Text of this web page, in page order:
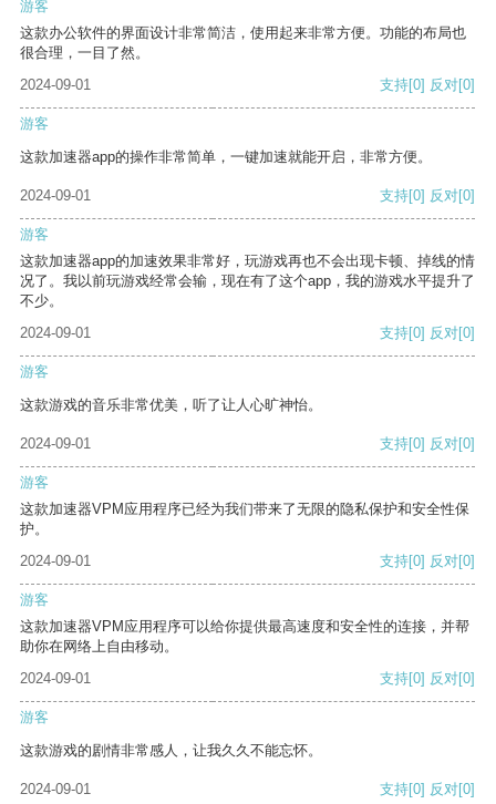
游客
这款办公软件的界面设计非常简洁，使用起来非常方便。功能的布局也
很合理，一目了然。
2024-09-01
支持[0] 反对[0]
游客
这款加速器app的操作非常简单，一键加速就能开启，非常方便。
2024-09-01 支持[0] 反对[0]
游客
这款加速器app的加速效果非常好，玩游戏再也不会出现卡顿、掉线的情
况了。我以前玩游戏经常会输，现在有了这个app，我的游戏水平提升了
不少。
2024-09-01
支持[0] 反对[0]
游客
这款游戏的音乐非常优美，听了让人心旷神怡。
2024-09-01 支持[0] 反对[0]
游客
这款加速器VPM应用程序已经为我们带来了无限的隐私保护和安全性保
护。
2024-09-01
支持[0] 反对[0]
游客
这款加速器VPM应用程序可以给你提供最高速度和安全性的连接，并帮
助你在网络上自由移动。
2024-09-01
支持[0] 反对[0]
游客
这款游戏的剧情非常感人，让我久久不能忘怀。
2024-09-01 支持[0] 反对[0]